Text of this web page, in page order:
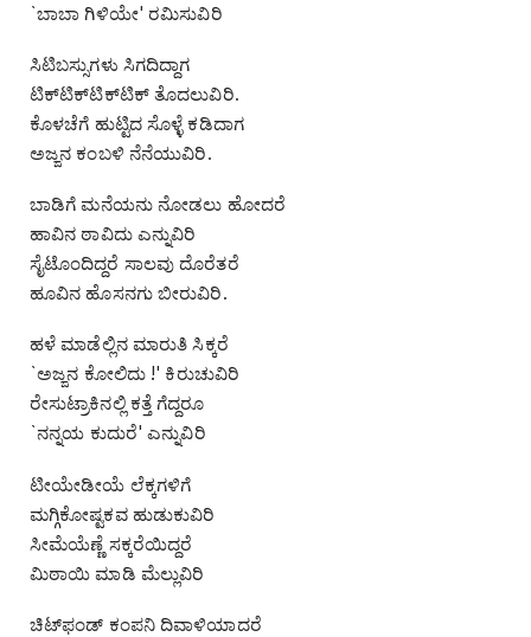
`ಬಾಬಾ ಗಿಳಿಯೇ' ರಮಿಸುವಿರಿ
ಸಿಟಿಬಸ್ಸುಗಳು ಸಿಗದಿದ್ದಾಗ
ಟಿಕ್‌ಟಿಕ್‌ಟಿಕ್‌ಟಿಕ್ ತೊದಲುವಿರಿ.
ಕೊಳಚೆಗೆ ಹುಟ್ಟಿದ ಸೊಳ್ಳೆ ಕಡಿದಾಗ
ಅಜ್ಜನ ಕಂಬಳಿ ನೆನೆಯುವಿರಿ.
ಬಾಡಿಗೆ ಮನೆಯನು ನೋಡಲು ಹೋದರೆ
ಹಾವಿನ ಠಾವಿದು ಎನ್ನುವಿರಿ
ಸೈಟೊಂದಿದ್ದರೆ ಸಾಲವು ದೊರೆತರೆ
ಹೂವಿನ ಹೊಸನಗು ಬೀರುವಿರಿ.
ಹಳೆ ಮಾಡೆಲ್ಲಿನ ಮಾರುತಿ ಸಿಕ್ಕರೆ
`ಅಜ್ಜನ ಕೋಲಿದು !' ಕಿರುಚುವಿರಿ
ರೇಸುಟ್ರಾಕಿನಲ್ಲಿ ಕತ್ತೆ ಗೆದ್ದರೂ
`ನನ್ನಯ ಕುದುರೆ' ಎನ್ನುವಿರಿ
ಟೀಯೇಡೀಯೆ ಲೆಕ್ಕಗಳಿಗೆ
ಮಗ್ಗಿಕೋಷ್ಟಕವ ಹುಡುಕುವಿರಿ
ಸೀಮೆಯೆಣ್ಣೆ ಸಕ್ಕರೆಯಿದ್ದರೆ
ಮಿಠಾಯಿ ಮಾಡಿ ಮೆಲ್ಲುವಿರಿ
ಚಿಟ್‌ಫಂಡ್ ಕಂಪನಿ ದಿವಾಳಿಯಾದರೆ